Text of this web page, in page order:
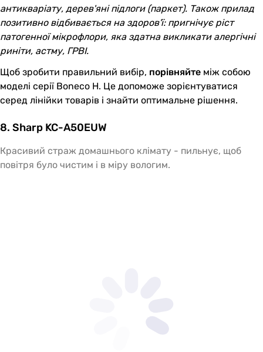
антикваріату, дерев'яні підлоги (паркет). Також прилад
позитивно відбивається на здоров'ї: пригнічує ріст
патогенної мікрофлори, яка здатна викликати алергічні
риніти, астму, ГРВІ.
Щоб зробити правильний вибір, порівняйте між собою
моделі серії Boneco H. Це допоможе зорієнтуватися
серед лінійки товарів і знайти оптимальне рішення.
8. Sharp KC-A50EUW
Красивий страж домашнього клімату - пильнує, щоб
повітря було чистим і в міру вологим.